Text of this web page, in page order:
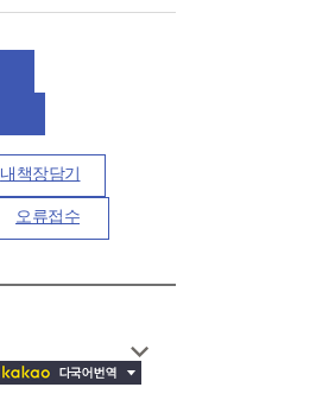
내책장담기
오류접수